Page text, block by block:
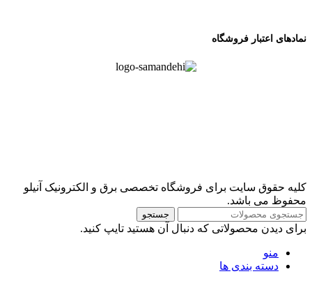
نمادهای اعتبار فروشگاه
کلیه حقوق سایت برای فروشگاه تخصصی برق و الکترونیک آنیلو
محفوظ می باشد.
جستجو
برای دیدن محصولاتی که دنبال آن هستید تایپ کنید.
منو
دسته بندی ها